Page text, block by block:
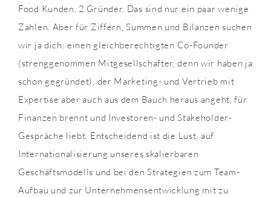
Food Kunden, 2 Gründer. Das sind nur ein paar wenige
Zahlen. Aber für Ziffern, Summen und Bilanzen suchen
wir ja dich: einen gleichberechtigten Co-Founder
(strenggenommen Mitgesellschafter, denn wir haben ja
schon gegründet), der Marketing- und Vertrieb mit
Expertise aber auch aus dem Bauch heraus angeht, für
Finanzen brennt und Investoren- und Stakeholder-
Gespräche liebt. Entscheidend ist die Lust, auf
Internationalisierung unseres skalierbaren
Geschäftsmodells und bei den Strategien zum Team-
Aufbau und zur Unternehmensentwicklung mit zu